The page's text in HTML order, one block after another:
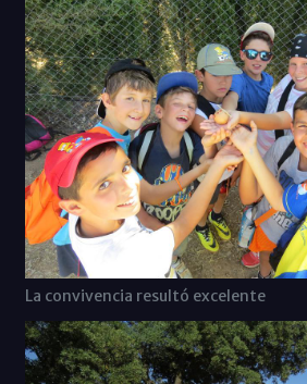
La convivencia resultó excelente